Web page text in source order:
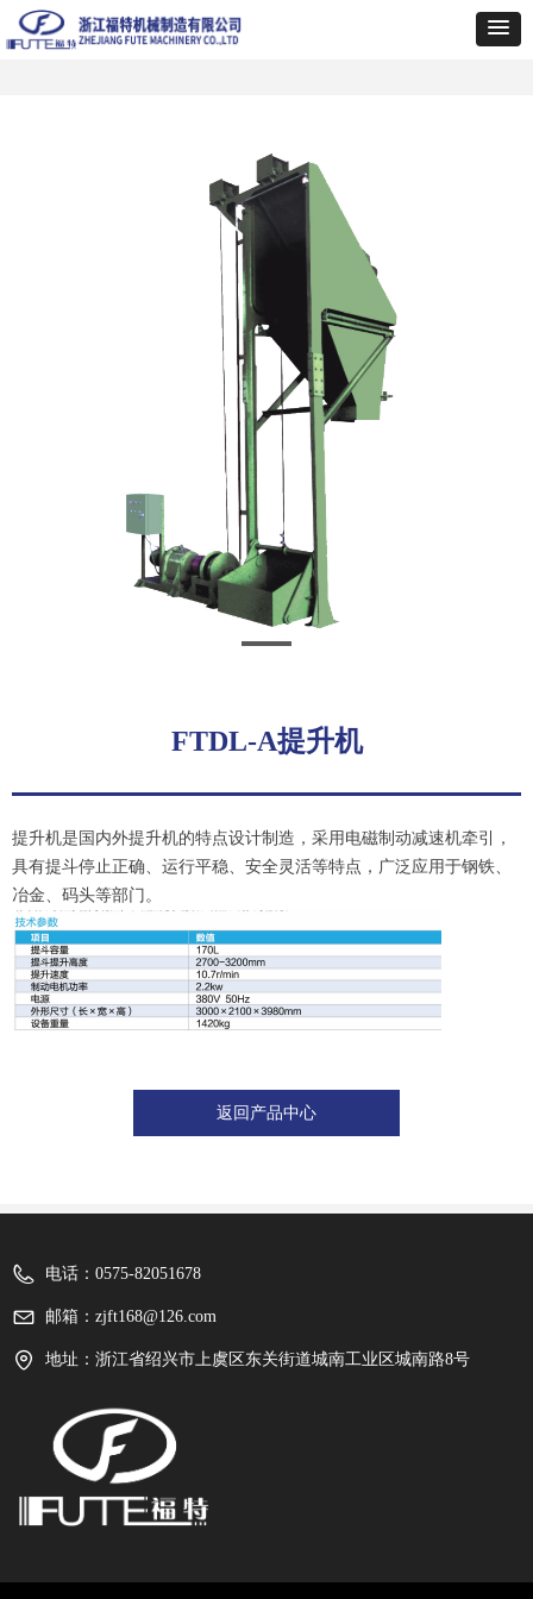
FTDL-A提升机
提升机是国内外提升机的特点设计制造，采用电磁制动减速机牵引，
具有提斗停止正确、运行平稳、安全灵活等特点，广泛应用于钢铁、
冶金、码头等部门。
返回产品中心
电话： 0575-82051678
邮箱： zjft168@126.com
地址： 浙江省绍兴市上虞区东关街道城南工业区城南路8号